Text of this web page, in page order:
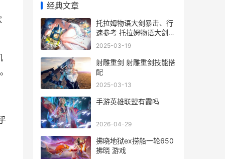
经典文章
托拉姆物语大剑暴击、行
速参考 托拉姆物语大剑武
器掉落列表
2025-03-19
射雕重剑 射雕重剑技能搭
配
2025-03-13
手游英雄联盟有霞吗
2026-04-29
拂晓地狱ex捞船一轮650
拂晓 游戏